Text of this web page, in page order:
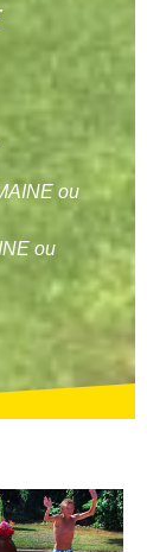
ou
ou